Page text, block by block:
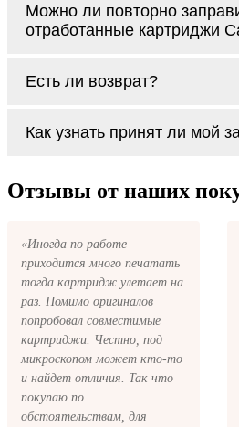
доставляем Вам
series
series наличными курьеру
заказа.
Можно ли повторно
отработанные картриджи
процесс проще, в случае с
В любом случае вы можете
картриджи Canon BC-22
моделей принтеров.
Есть ли возврат?
какой-то причине вам не
Как узнать принят ли мой
Canon BC-22 series на
электронную почту придёт
чтобы оформить
получили письмо с копией
пожалуйста, свяжитесь с
обратная связь, или
Отзывы от наших
«Иногда по работе
приходится много печатать
тогда картридж улетает на
раз. Помимо оригиналов
попробовал совместимые
картриджи. Честно, под
микроскопом может кто-то
и найдет отличия. Так что
покупаю по
обстоятельствам, для